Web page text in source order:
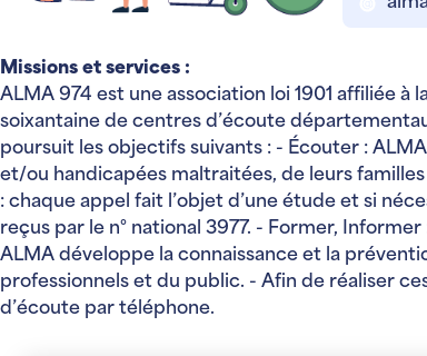
Missions et services :
ALMA 974 est une association loi 1901 affiliée
soixantaine de centres d’écoute
poursuit les objectifs suivants : - Écouter :
et/ou handicapées maltraitées, de leurs
: chaque appel fait l’objet d’une étude et si
reçus par le n° national 3977. - Former,
ALMA développe la connaissance et la
professionnels et du public. - Afin de réaliser
d’écoute par téléphone.